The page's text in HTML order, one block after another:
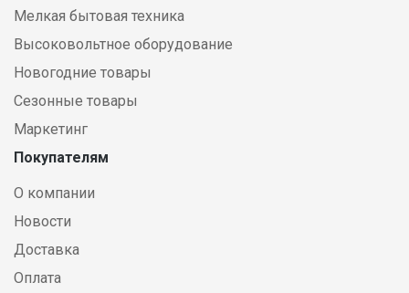
Мелкая бытовая техника
Высоковольтное оборудование
Новогодние товары
Сезонные товары
Маркетинг
Покупателям
О компании
Новости
Доставка
Оплата